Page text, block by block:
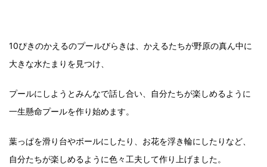
10ぴきのかえるのプールびらきは、かえるたちが野原の真ん中に
大きな水たまりを見つけ、
プールにしようとみんなで話し合い、自分たちが楽しめるように
一生懸命プールを作り始めます。
葉っぱを滑り台やボールにしたり、お花を浮き輪にしたりなど、
自分たちが楽しめるように色々工夫して作り上げました。